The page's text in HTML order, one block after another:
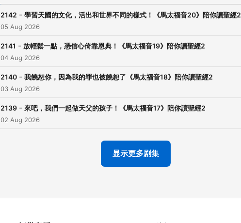
2142 - 學習天國的文化，活出和世界不同的樣式！《馬太福音20》陪你讀聖經2
05 Aug 2026
2141 - 放輕鬆一點，憑信心倚靠恩典！《馬太福音19》陪你讀聖經2
04 Aug 2026
2140 - 我饒恕你，因為我的罪也被饒恕了《馬太福音18》陪你讀聖經2
03 Aug 2026
2139 - 來吧，我們一起做天父的孩子！《馬太福音17》陪你讀聖經2
02 Aug 2026
显示更多剧集